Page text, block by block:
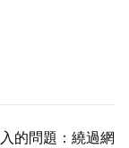
的問題：繞過網